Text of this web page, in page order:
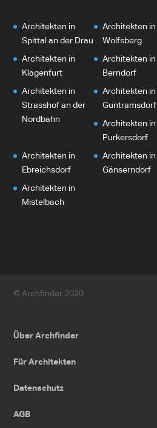
Architekten in
Spittal an der Drau
Architekten in
Wolfsberg
Architekten in
Klagenfurt
Architekten in
Berndorf
Architekten in
Strasshof an der
Nordbahn
Architekten in
Guntramsdorf
Architekten in
Purkersdorf
Architekten in
Ebreichsdorf
Architekten in
Gänserndorf
Architekten in
Mistelbach
© Archfinder 2020
Über Archfinder
Für Architekten
Datenschutz
AGB